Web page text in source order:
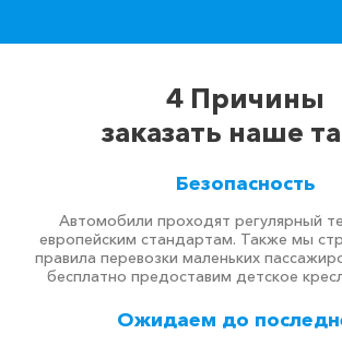
4 Причины
заказать наше
Безопасность
Автомобили проходят регулярный
европейским стандартам. Также мы
правила перевозки маленьких
бесплатно предоставим детское
Ожидаем до